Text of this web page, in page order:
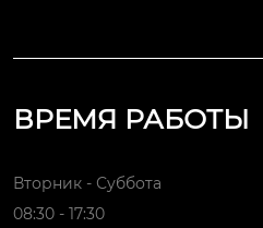
ВРЕМЯ РАБОТЫ
Вторник - Суббота
08:30 - 17:30